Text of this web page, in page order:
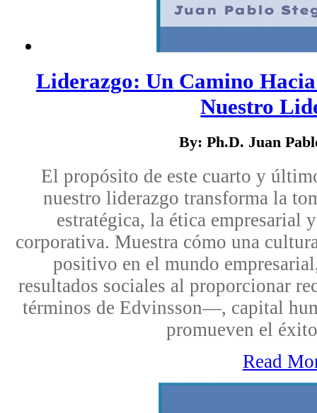
Liderazgo: Un Camino
Nuestro
By: Ph.D. Juan
El propósito de este cuarto y
nuestro liderazgo transforma la
estratégica, la ética empresarial
corporativa. Muestra cómo una
positivo en el mundo
resultados sociales al proporcionar
términos de Edvinsson—, capital
promueven el
Read